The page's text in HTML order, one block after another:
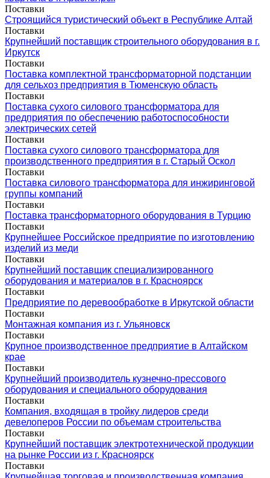
Поставки
Строящийся туристический объект в Республике Алтай
Поставки
Крупнейший поставщик строительного оборудования в г.
Иркутск
Поставки
Поставка комплектной трансформаторной подстанции
для сельхоз предприятия в Тюменскую область
Поставки
Поставка сухого силового трансформатора для
предприятия по обеспечению работоспособности
электрических сетей
Поставки
Поставка сухого силового трансформатора для
производственного предприятия в г. Старый Оскол
Поставки
Поставка силового трансформатора для инжиринговой
группы компаний
Поставки
Поставка трансформаторного оборудования в Турцию
Поставки
Крупнейшее Российское предприятие по изготовлению
изделий из меди
Поставки
Крупнейший поставщик специализированного
оборудования и материалов в г. Красноярск
Поставки
Предприятие по деревообработке в Иркутской области
Поставки
Монтажная компания из г. Ульяновск
Поставки
Крупное производственное предприятие в Алтайском
крае
Поставки
Крупнейший производитель кузнечно-прессового
оборудования и специального оборудования
Поставки
Компания, входящая в тройку лидеров среди
девелоперов России по объемам строительства
Поставки
Крупнейший поставщик электротехнической продукции
на рынке России из г. Красноярск
Поставки